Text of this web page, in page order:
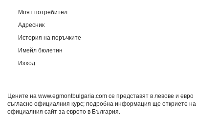
Моят потребител
Адресник
История на поръчките
Имейл бюлетин
Изход
Цените на www.egmontbulgaria.com се представят в левове и евро
съгласно официалния курс; подробна информация ще откриете на
официалния сайт за еврото в България